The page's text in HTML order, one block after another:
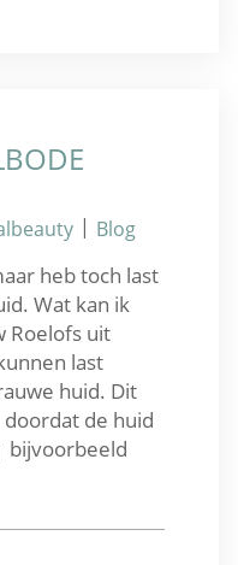
| Blog
heb toch last
Wat kan ik
Roelofs uit
last
huid. Dit
de huid
bijvoorbeeld